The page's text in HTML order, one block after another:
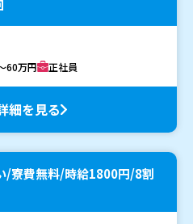
60万円 正社員
細を見る
/寮費無料/時給1800円/8割